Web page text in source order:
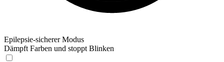
Epilepsie-sicherer Modus
Dämpft Farben und stoppt Blinken